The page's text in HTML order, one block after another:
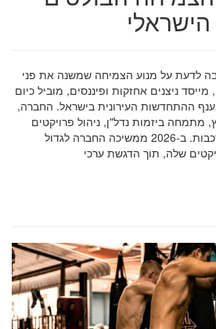
ב-2026: מה חובה לדעת על מנוע הצמיחה שמשנה את פני
ניצנים אחזקות ופיננסים, מוביל כיום
ההתחדשות העירונית בישראל. החברה,
מתמחה ביזמות נדל"ן, ניהול פרויקטים
מגורים ומימון עסקאות מורכבות. ב-2026 ממשיכה החברה לגדול